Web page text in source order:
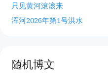
只见黄河滚滚来
浑河2026年第1号洪水
随机博文